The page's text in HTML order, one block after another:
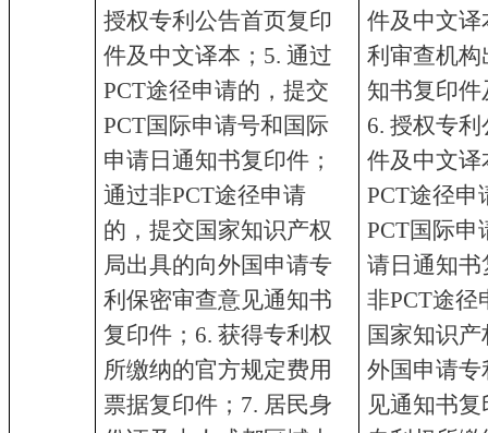
授权专利公告首页复印
件及中文译本；5. 通过
PCT途径申请的，提交
PCT国际申请号和国际
申请日通知书复印件；
通过非PCT途径申请
的，提交国家知识产权
局出具的向外国申请专
利保密审查意见通知书
复印件；6. 获得专利权
所缴纳的官方规定费用
票据复印件；7. 居民身
件及中文译
利审查机
知书复印
6. 授权专
件及中文译
PCT途径申
PCT国际申
请日通知
非PCT途径
国家知识
外国申请
见通知书